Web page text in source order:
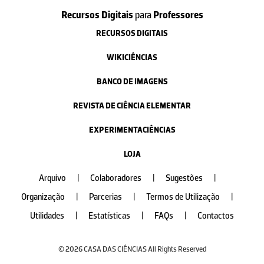
Recursos Digitais paraProfessores
RECURSOS DIGITAIS
WIKICIÊNCIAS
BANCO DE IMAGENS
REVISTA DE CIÊNCIA ELEMENTAR
EXPERIMENTACIÊNCIAS
LOJA
Arquivo Colaboradores Sugestões
Organização
Parcerias Termos de Utilização
Utilidades
Estatísticas FAQs Contactos
© 2026 CASA DAS CIÊNCIAS All Rights Reserved